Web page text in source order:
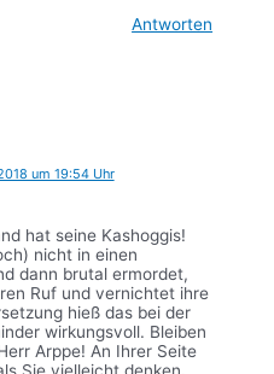
Antworten
um 19:54 Uhr
hat seine Kashoggis!
nicht in einen
dann brutal ermordet,
Ruf und vernichtet ihre
hieß das bei der
wirkungsvoll. Bleiben
Arppe! An Ihrer Seite